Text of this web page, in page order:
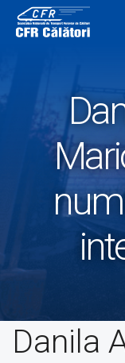
content
Danila